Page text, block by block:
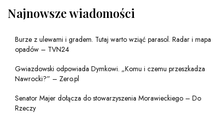
Najnowsze wiadomości
Burze z ulewami i gradem. Tutaj warto wziąć parasol. Radar i mapa
opadów – TVN24
Gwiazdowski odpowiada Dymkowi. „Komu i czemu przeszkadza
Nawrocki?” – Zero.pl
Senator Majer dołącza do stowarzyszenia Morawieckiego – Do
Rzeczy